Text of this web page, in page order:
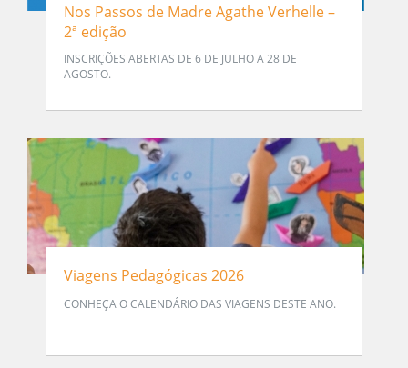
Nos Passos de Madre Agathe Verhelle –
2ª edição
INSCRIÇÕES ABERTAS DE 6 DE JULHO A 28 DE
AGOSTO.
Viagens Pedagógicas 2026
CONHEÇA O CALENDÁRIO DAS VIAGENS DESTE ANO.